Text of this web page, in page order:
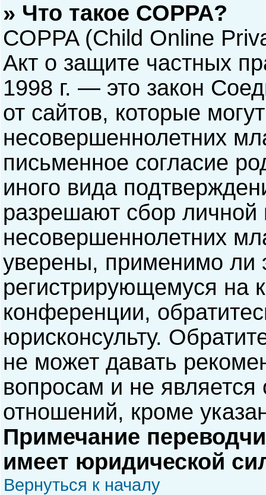
» Что такое COPPA?
COPPA (Child Online
Акт о защите частных
1998 г. — это закон
от сайтов, которые
несовершеннолетних
письменное согласие
иного вида
разрешают сбор
несовершеннолетних
уверены, применимо ли
регистрирующемуся на
конференции,
юрисконсульту.
не может давать
вопросам и не
отношений, кроме
Примечание
имеет юридической
Вернуться к началу